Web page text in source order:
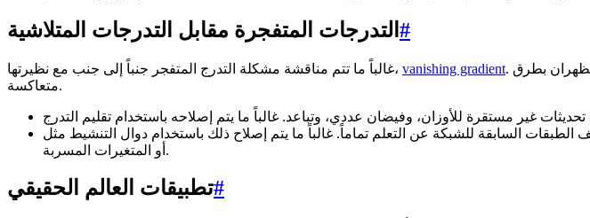
التدرجات المتفجرة مقابل التدرجات المتلاشية #
غالباً ما تتم مناقشة مشكلة التدرج المتفجر جنباً إلى جنب مع نظيرتها، vanishing gradient. ينشأ كلاهما من قاعدة السلسلة لحساب التفاضل والتكامل المستخدمة في الانتشار العكسي، لكنهما يظهران بطرق
متعاكسة.
أو المتغيرات المسربة.
تطبيقات العالم الحقيقي#